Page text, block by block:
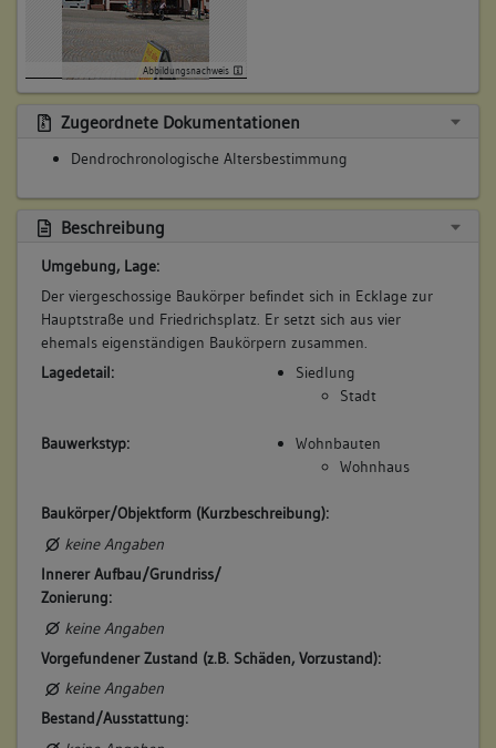
Abbildungsnachweis
Zugeordnete Dokumentationen
Dendrochronologische Altersbestimmung
Beschreibung
Umgebung, Lage:
Der viergeschossige Baukörper befindet sich in Ecklage zur
Hauptstraße und Friedrichsplatz. Er setzt sich aus vier
ehemals eigenständigen Baukörpern zusammen.
Lagedetail:
Siedlung
Stadt
Bauwerkstyp:
Wohnbauten
Wohnhaus
Baukörper/Objektform (Kurzbeschreibung):
keine Angaben
Innerer Aufbau/Grundriss/
Zonierung:
keine Angaben
Vorgefundener Zustand (z.B. Schäden, Vorzustand):
keine Angaben
Bestand/Ausstattung: